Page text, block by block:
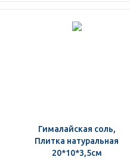
Гималайская соль,
Плитка натуральная
20*10*3,5см